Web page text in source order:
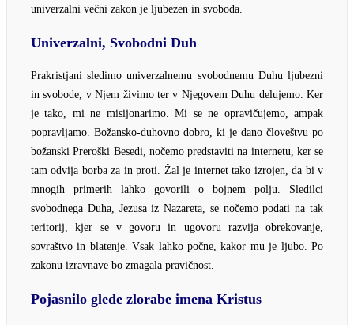
univerzalni večni zakon je ljubezen in svoboda.
Univerzalni, Svobodni Duh
Prakristjani sledimo univerzalnemu svobodnemu Duhu ljubezni
in svobode, v Njem živimo ter v Njegovem Duhu delujemo. Ker
je tako, mi ne misijonarimo. Mi se ne opravičujemo, ampak
popravljamo. Božansko-duhovno dobro, ki je dano človeštvu po
božanski Preroški Besedi, nočemo predstaviti na internetu, ker se
tam odvija borba za in proti. Žal je internet tako izrojen, da bi v
mnogih primerih lahko govorili o bojnem polju. Sledilci
svobodnega Duha, Jezusa iz Nazareta, se nočemo podati na tak
teritorij, kjer se v govoru in ugovoru razvija obrekovanje,
sovraštvo in blatenje. Vsak lahko počne, kakor mu je ljubo. Po
zakonu izravnave bo zmagala pravičnost.
Pojasnilo glede zlorabe imena Kristus